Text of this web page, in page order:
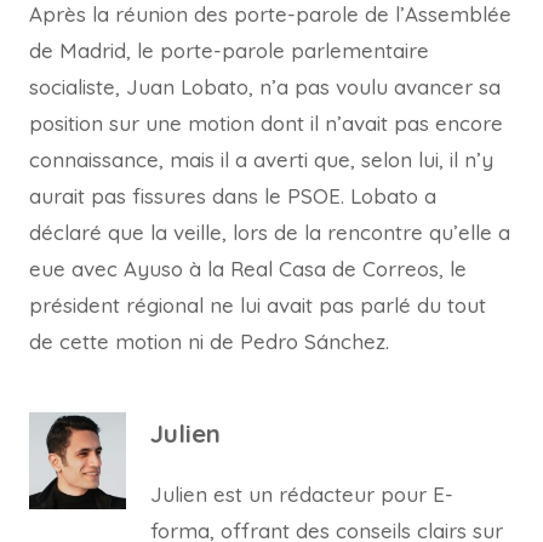
Après la réunion des porte-parole de l’Assemblée
de Madrid, le porte-parole parlementaire
socialiste, Juan Lobato, n’a pas voulu avancer sa
position sur une motion dont il n’avait pas encore
connaissance, mais il a averti que, selon lui, il n’y
aurait pas fissures dans le PSOE. Lobato a
déclaré que la veille, lors de la rencontre qu’elle a
eue avec Ayuso à la Real Casa de Correos, le
président régional ne lui avait pas parlé du tout
de cette motion ni de Pedro Sánchez.
Julien
Julien est un rédacteur pour E-
forma, offrant des conseils clairs sur